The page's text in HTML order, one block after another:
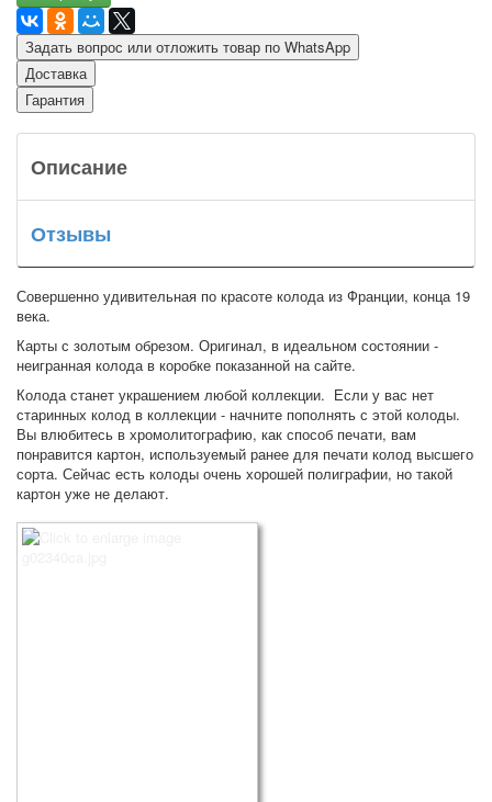
Задать вопрос или отложить товар по WhatsApp
Доставка
Гарантия
Описание
Отзывы
Совершенно удивительная по красоте колода из Франции, конца 19
века.
Карты с золотым обрезом. Оригинал, в идеальном состоянии -
неигранная колода в коробке показанной на сайте.
Колода станет украшением любой коллекции. Если у вас нет
старинных колод в коллекции - начните пополнять с этой колоды.
Вы влюбитесь в хромолитографию, как способ печати, вам
понравится картон, используемый ранее для печати колод высшего
сорта. Сейчас есть колоды очень хорошей полиграфии, но такой
картон уже не делают.